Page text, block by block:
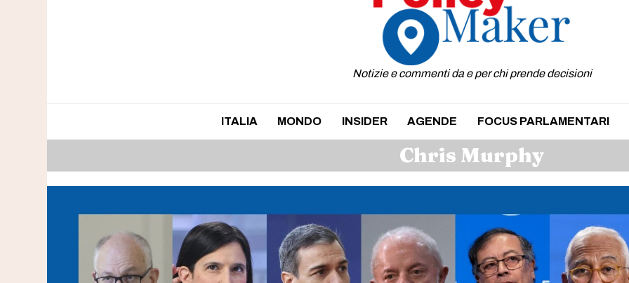
Notizie e commenti da e per chi prende decisioni
ITALIA MONDO INSIDER AGENDE FOCUS PARLAMENTARI
Chris Murphy